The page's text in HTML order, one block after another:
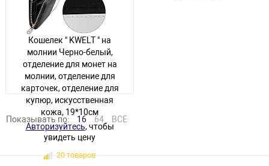
Кошелек " KWELT " на
молнии Черно-белый,
отделение для монет на
молнии, отделение для
карточек, отделение для
купюр, искусственная
кожа, 19*10см
Авторизуйтесь, чтобы
увидеть цену
20 товаров
Показывать по: 16 64 ВСЕ